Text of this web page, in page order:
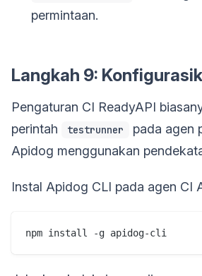
permintaan.
Langkah 9:
Pengaturan CI ReadyAPI
perintah
testrunner
pada agen
Apidog menggunakan
Instal Apidog CLI pada agen CI